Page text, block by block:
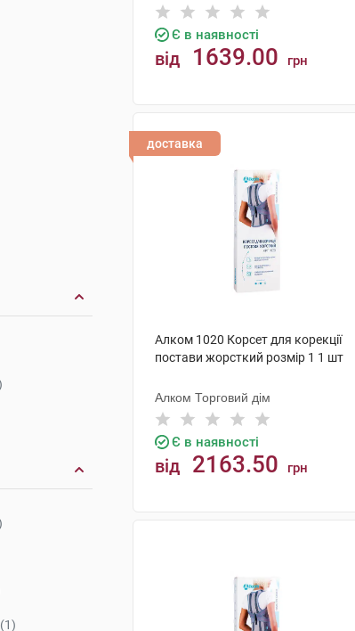
(1)
Є в наявності
від 1639.00 грн
доставка
Алком 1020 Корсет для корекції
постави жорсткий розмір 1 1 шт
Алком Торговий дім
Є в наявності
від 2163.50 грн